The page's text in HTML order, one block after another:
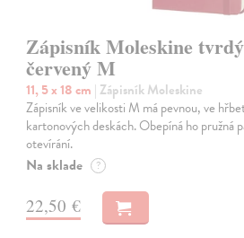
Zápisník Moleskine
červený M
11, 5 x 18 cm | Zápisník Moleskine
Zápisník ve velikosti M má pevnou, ve
kartonových deskách. Obepíná ho pružná
otevírání.
Na sklade ?
22,50 €